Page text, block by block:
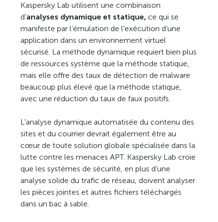
Kaspersky Lab utilisent une combinaison
d’analyses dynamique et statique, ce qui se
manifeste par l’émulation de l’exécution d’une
application dans un environnement virtuel
sécurisé. La méthode dynamique requiert bien plus
de ressources système que la méthode statique,
mais elle offre des taux de détection de malware
beaucoup plus élevé que la méthode statique,
avec une réduction du taux de faux positifs.
L’analyse dynamique automatisée du contenu des
sites et du courrier devrait également être au
cœur de toute solution globale spécialisée dans la
lutte contre les menaces APT. Kaspersky Lab croie
que les systèmes de sécurité, en plus d’une
analyse solide du trafic de réseau, doivent analyser
les pièces jointes et autres fichiers téléchargés
dans un bac à sable.